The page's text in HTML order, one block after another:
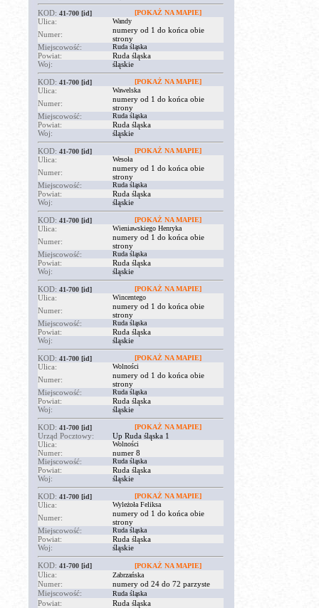
KOD: 41-700 [id] [POKAŻ NA MAPIE]
Ulica: Wandy
Numer:
numery od 1 do końca obie
strony
Miejscowość:
Ruda śląska
Powiat:
Ruda śląska
Woj:
śląskie
KOD: 41-700 [id] [POKAŻ NA MAPIE]
Ulica: Wawelska
Numer:
numery od 1 do końca obie
strony
Miejscowość:
Ruda śląska
Powiat:
Ruda śląska
Woj:
śląskie
KOD: 41-700 [id] [POKAŻ NA MAPIE]
Ulica: Wesoła
Numer:
numery od 1 do końca obie
strony
Miejscowość:
Ruda śląska
Powiat:
Ruda śląska
Woj:
śląskie
KOD: 41-700 [id] [POKAŻ NA MAPIE]
Ulica: Wieniawskiego Henryka
Numer:
numery od 1 do końca obie
strony
Miejscowość:
Ruda śląska
Powiat:
Ruda śląska
Woj:
śląskie
KOD: 41-700 [id] [POKAŻ NA MAPIE]
Ulica: Wincentego
Numer:
numery od 1 do końca obie
strony
Miejscowość:
Ruda śląska
Powiat:
Ruda śląska
Woj:
śląskie
KOD: 41-700 [id] [POKAŻ NA MAPIE]
Ulica: Wolności
Numer:
numery od 1 do końca obie
strony
Miejscowość:
Ruda śląska
Powiat:
Ruda śląska
Woj:
śląskie
KOD: 41-700 [id] [POKAŻ NA MAPIE]
Urząd Pocztowy:
Up Ruda śląska 1
Ulica:
Wolności
Numer:
numer 8
Miejscowość:
Ruda śląska
Powiat:
Ruda śląska
Woj:
śląskie
KOD: 41-700 [id] [POKAŻ NA MAPIE]
Ulica: Wyleżoła Feliksa
Numer:
numery od 1 do końca obie
strony
Miejscowość:
Ruda śląska
Powiat:
Ruda śląska
Woj:
śląskie
KOD: 41-700 [id] [POKAŻ NA MAPIE]
Ulica: Zabrzańska
Numer:
numery od 24 do 72 parzyste
Miejscowość:
Ruda śląska
Powiat:
Ruda śląska